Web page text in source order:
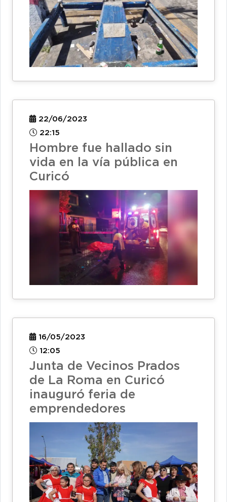
22/06/2023
22:15
Hombre fue hallado sin
vida en la vía pública en
Curicó
16/05/2023
12:05
Junta de Vecinos Prados
de La Roma en Curicó
inauguró feria de
emprendedores